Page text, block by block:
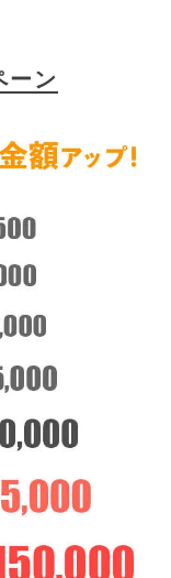
ーン